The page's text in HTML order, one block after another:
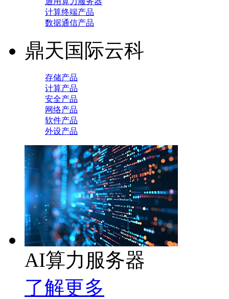
计算终端产品
数据通信产品
鼎天国际云科
存储产品
计算产品
安全产品
网络产品
软件产品
外设产品
AI算力服务器
了解更多